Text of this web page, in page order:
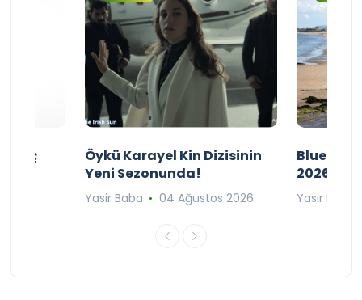
Maç
Öykü Karayel Kin Dizisinin
Yeni Sezonunda!
Yasir Baba 04 Ağustos 2026
Blue
2026
Yasir Baba